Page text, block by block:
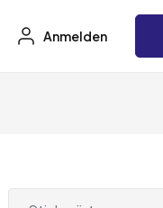
Anmelden